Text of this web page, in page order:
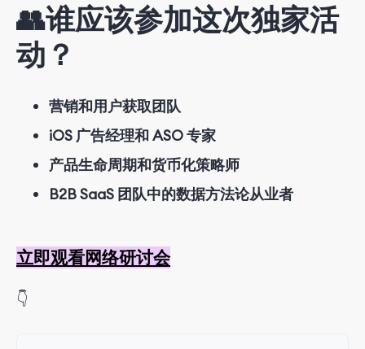
👥谁应该参加这次独家活
动？
营销和用户获取团队
iOS 广告经理和 ASO 专家
产品生命周期和货币化策略师
B2B SaaS 团队中的数据方法论从业者
立即观看网络研讨会
👇